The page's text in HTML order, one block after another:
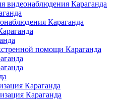
видеонаблюдения Караганда
Караганда
помощи Караганда
Караганда
Караганда